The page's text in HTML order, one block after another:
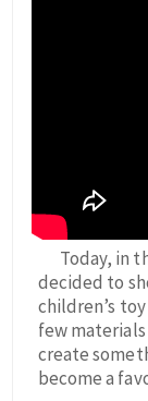
Today, in
decided to
children’s
few
create
become a